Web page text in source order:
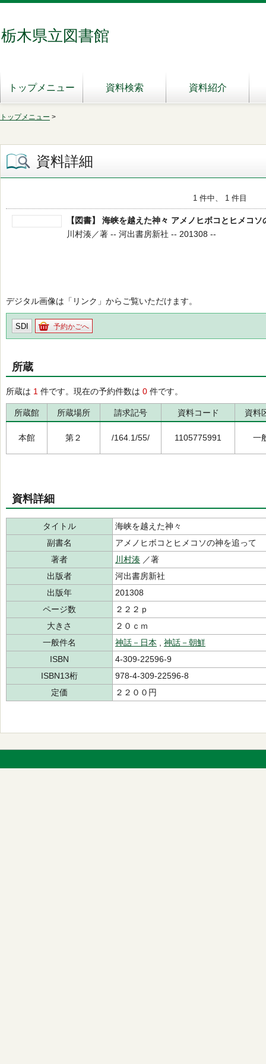
栃木県立図書館
トップメニュー 資料検索 資料紹介
トップメニュー >
資料詳細
1 件中、 1 件目
【図書】 海峡を越えた神々 アメノヒボコとヒメコソ
川村湊／著 -- 河出書房新社 -- 201308 --
デジタル画像は「リンク」からご覧いただけます。
SDI 予約かごへ
所蔵
所蔵は 1 件です。現在の予約件数は 0 件です。
所蔵館 所蔵場所 請求記号 資料コード 資料
本館 第２ /164.1/55/ 1105775991 一
資料詳細
タイトル
海峡を越えた神々
副書名
アメノヒボコとヒメコソの神を追って
著者
川村湊 ／著
出版者
河出書房新社
出版年
201308
ページ数
２２２ｐ
大きさ
２０ｃｍ
一般件名
神話－日本
神話－朝鮮
ISBN
4-309-22596-9
ISBN13桁
978-4-309-22596-8
定価
２２００円